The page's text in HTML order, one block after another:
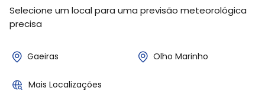
Selecione um local para uma previsão meteorológica
precisa
Gaeiras Olho Marinho
Mais Localizações